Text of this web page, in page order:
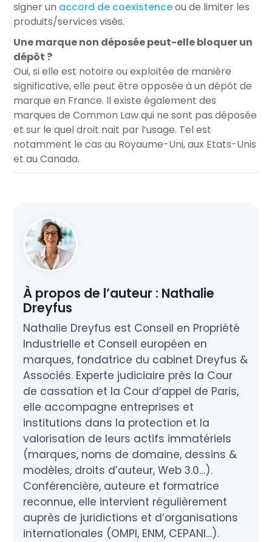
signer un accord de coexistenceou de limiter les
produits/services visés.
Une marque non déposée peut-elle bloquer un
dépôt ?
Oui, si elle est notoire ou exploitée de manière
significative, elle peut être opposée à un dépôt de
marque en France. Il existe également des
marques de Common Law qui ne sont pas déposée
et sur le quel droit nait par l’usage. Tel est
notamment le cas au Royaume-Uni, aux Etats-Unis
et au Canada.
À propos de l’auteur : Nathalie
Dreyfus
Nathalie Dreyfus est Conseil en Propriété
Industrielle et Conseil européen en
marques, fondatrice du cabinet Dreyfus &
Associés. Experte judiciaire près la Cour
de cassation et la Cour d’appel de Paris,
elle accompagne entreprises et
institutions dans la protection et la
valorisation de leurs actifs immatériels
(marques, noms de domaine, dessins &
modèles, droits d’auteur, Web 3.0…).
Conférencière, auteure et formatrice
reconnue, elle intervient régulièrement
auprès de juridictions et d’organisations
internationales (OMPI, ENM, CEPANI…).